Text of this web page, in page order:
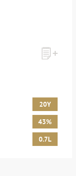
20Y
43%
0.7L